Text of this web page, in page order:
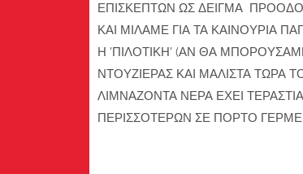
ΕΠΙΣΚΕΠΤΩΝ ΩΣ ΔΕΙΓΜΑ
ΚΑΙ ΜΙΛΑΜΕ ΓΙΑ ΤΑ ΚΑΙΝΟΥΡΙΑ
Η 'ΠΙΛΟΤΙΚΗ' (ΑΝ ΘΑ
ΝΤΟΥΖΙΕΡΑΣ ΚΑΙ ΜΑΛΙΣΤΑ
ΛΙΜΝΑΖΟΝΤΑ ΝΕΡΑ ΕΧΕΙ
ΠΕΡΙΣΣΟΤΕΡΩΝ ΣΕ ΠΟΡΤΟ